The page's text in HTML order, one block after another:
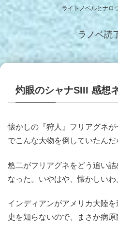
ライトノベルとナロ
ラノベ読
灼眼のシャナSIII 感想
懐かしの『狩人』フリアグネ
でこんな大物を倒していたんだ
悠二がフリアグネをどう追い詰
なった。いやはや、懐かしいわ
インディアンがアメリカ大陸
史を知らないので、まさか病